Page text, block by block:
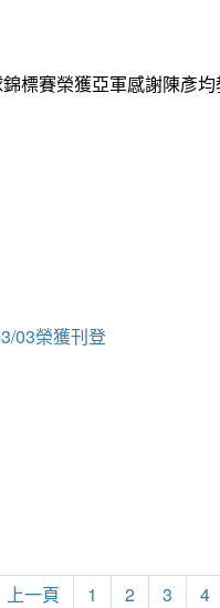
標賽榮獲亞軍感謝陳彥
03榮獲刊登
上一頁 1 2 3 4